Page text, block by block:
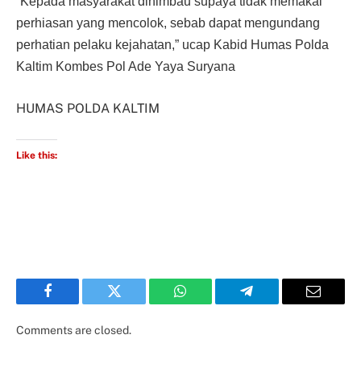
perhiasan yang mencolok, sebab dapat mengundang
perhatian pelaku kejahatan,” ucap Kabid Humas Polda
Kaltim Kombes Pol Ade Yaya Suryana
HUMAS POLDA KALTIM
Like this:
Facebook Twitter WhatsApp Telegram Email
Comments are closed.